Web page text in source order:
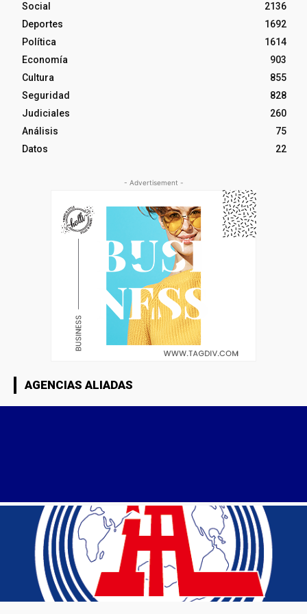
Social
2136
Deportes
1692
Política
1614
Economía
903
Cultura
855
Seguridad
828
Judiciales
260
Análisis
75
Datos
22
- Advertisement -
AGENCIAS ALIADAS